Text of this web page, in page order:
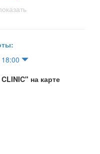
на карте